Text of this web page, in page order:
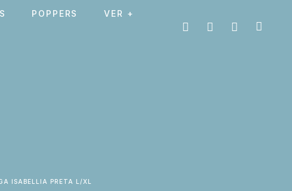
POPPERS VER +
ISABELLIA PRETA L/XL